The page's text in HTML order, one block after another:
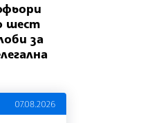
шест
за
07.08.2026